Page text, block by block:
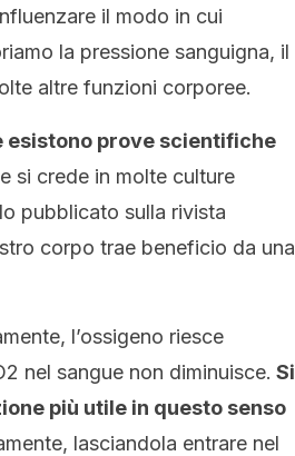
il modo in cui
la pressione sanguigna, il
altre funzioni corporee.
esistono prove scientifiche
si crede in molte culture
pubblicato sulla rivista
corpo trae beneficio da una
l’ossigeno riesce
nel sangue non diminuisce. Si
più utile in questo senso
lasciandola entrare nel